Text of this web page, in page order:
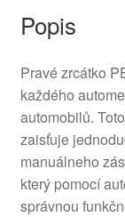
Popis
Pravé zrcátko
každého
automobilů.
zaisťuje
manuálneho
který pomocí
správnou